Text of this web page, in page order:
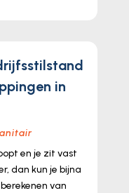
in
en je zit vast
dan kun je bijna
van